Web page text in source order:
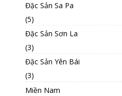
Đặc Sản Sa Pa
(5)
Đặc Sản Sơn La
(3)
Đặc Sản Yên Bái
(3)
Miền Nam